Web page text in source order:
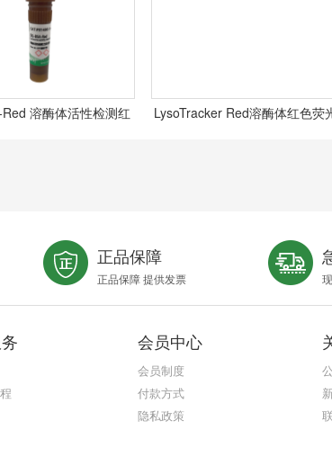
酶体活性检测红
LysoTracker Red溶酶体红色荧光
正品保障
正品保障 提供发票
会员中心
会员制度
付款方式
隐私政策